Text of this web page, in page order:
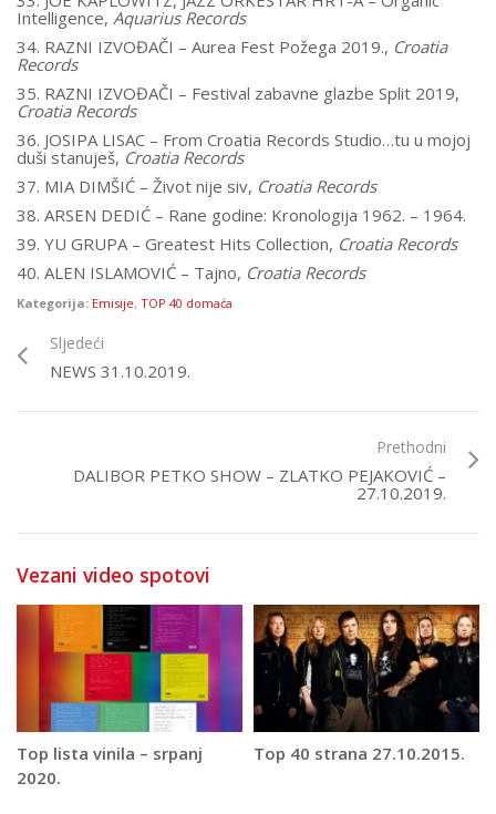
Intelligence, Aquarius Records
34. RAZNI IZVOĐAČI – Aurea Fest Požega 2019., Croatia
Records
35. RAZNI IZVOĐAČI – Festival zabavne glazbe Split 2019,
Croatia Records
36. JOSIPA LISAC – From Croatia Records Studio…tu u mojoj
duši stanuješ, Croatia Records
37. MIA DIMŠIĆ – Život nije siv, Croatia Records
38. ARSEN DEDIĆ – Rane godine: Kronologija 1962. – 1964.
39. YU GRUPA – Greatest Hits Collection, Croatia Records
40. ALEN ISLAMOVIĆ – Tajno, Croatia Records
Kategorija: Emisije, TOP 40 domaća
Sljedeći
NEWS 31.10.2019.
Prethodni
DALIBOR PETKO SHOW – ZLATKO PEJAKOVIĆ –
27.10.2019.
Vezani video spotovi
Top lista vinila – srpanj
2020.
Top 40 strana 27.10.2015.